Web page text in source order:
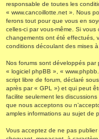
responsable de toutes les
« www.cancoillotte.net ». Nous
ferons tout pour que vous en
celles-ci par vous-même. Si
changements ont été effectués,
conditions découlant des mises
Nos forums sont développés par
« logiciel phpBB », «
script libre de forum, déclaré
après par « GPL ») et qui peut
facilite seulement les
que nous acceptons ou
amples informations au sujet de
Vous acceptez de ne pas